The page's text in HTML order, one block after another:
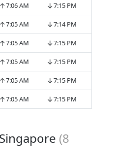
↑7:06 AM ↓7:15 PM
↑7:05 AM ↓7:14 PM
↑7:05 AM ↓7:15 PM
↑7:05 AM ↓7:15 PM
↑7:05 AM ↓7:15 PM
↑7:05 AM ↓7:15 PM
(8